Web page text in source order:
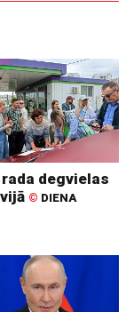
degvielas
© DIENA